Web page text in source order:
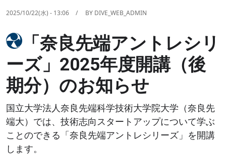
2025/10/22(水) - 13:06 BY DIVE_WEB_ADMIN
Image「奈良先端アントレシリ
ーズ」2025年度開講（後
期分）のお知らせ
国立大学法人奈良先端科学技術大学院大学（奈良先
端大）では、技術志向スタートアップについて学ぶ
ことのできる「奈良先端アントレシリーズ」を開講
します。